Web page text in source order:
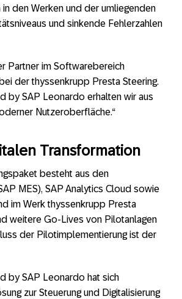
den Werken und der umliegenden
und sinkende Fehlerzahlen
Partner im Softwarebereich
der thyssenkrupp Presta Steering.
by SAP Leonardo erhalten wir aus
Nutzeroberfläche.“
Transformation
besteht aus den
MES), SAP Analytics Cloud sowie
im Werk thyssenkrupp Presta
weitere Go-Lives von Pilotanlagen
der Pilotimplementierung ist der
by SAP Leonardo hat sich
zur Steuerung und Digitalisierung